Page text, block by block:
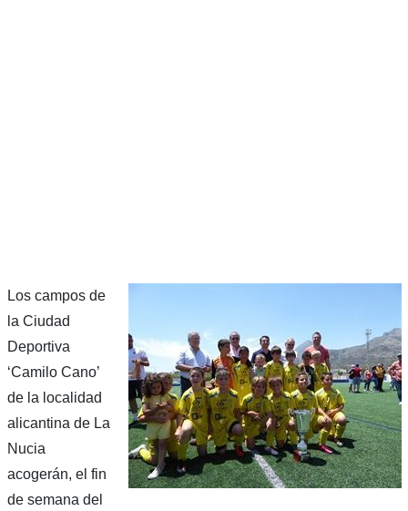
Los campos de
la Ciudad
Deportiva
‘Camilo Cano’
de la localidad
alicantina de La
Nucia
acogerán, el fin
de semana del